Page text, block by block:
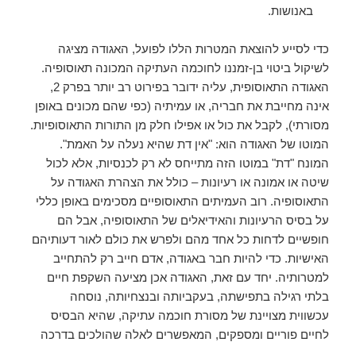
באנושות.
כדי לסייע להוצאת המטרות הללו לפועל, האגודה מציגה
לשיקול ביטוי בן-זמננו לחוכמה העתיקה המכונה תאוסופיה.
האגודה התאוסופית, עליה ידובר בפירוט רב יותר בפרק 2,
אינה מחייבת את חבריה, או עמיתיה (כפי שהם מכונים באופן
מסורתי), לקבל את כול או אפילו חלק מן התורות התאוסופיות.
המוטו של האגודה הוא: "אין דת שהיא נעלה על האמת".
המונח "דת" במוטו הזה מתייחס לא רק לכנסיות, אלא לכול
שיטה או אמונה או רעיונות – כולל את הצהרת האגודה על
התאוסופיה. רוב העמיתים התאוסופיים מסכימים באופן כללי
על בסיס הרעיונות והאידיאלים של התאוסופיה, אבל הם
חופשיים לדחות כל אחד מהם ולפרש את כולם לאור דעותיהם
האישיות. כדי להיות חבר באגודה, אדם חייב רק להתחייב
למטרותיה. יחד עם זאת, האגודה אכן מציעה השקפת חיים
בלתי רגילה בתפישתה, בעקביותה ובנצחיותה, נוסחה
עכשווית מצויינת של מסורת חוכמה עתיקה, שהיא הבסיס
לחיים פוריים ומספקים, המאפשרים לאלה שהולכים בדרכה